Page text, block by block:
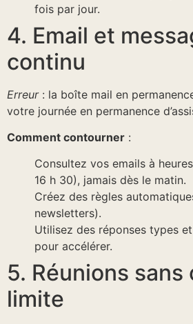
fois par jour.
4. Email et
continu
Erreur: la boîte mail en
votre journée en permanence
Comment contourner :
Consultez vos emails à
16 h 30), jamais dès le matin.
Créez des règles
newsletters).
Utilisez des réponses types
pour accélérer.
5. Réunions
limite